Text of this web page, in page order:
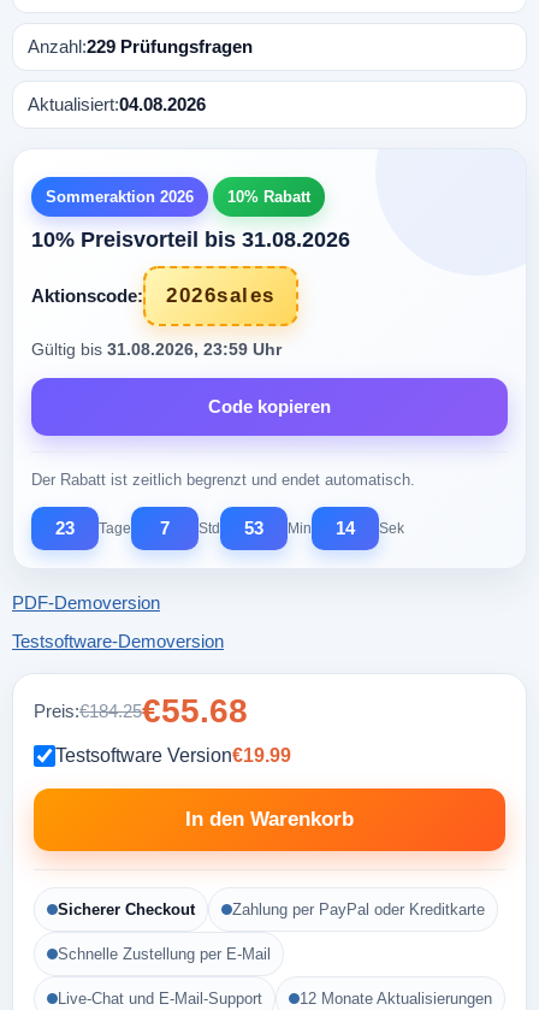
Anzahl:229 Prüfungsfragen
Aktualisiert:04.08.2026
Sommeraktion 2026 10% Rabatt
10% Preisvorteil bis 31.08.2026
Aktionscode: 2026sales
Gültig bis 31.08.2026, 23:59 Uhr
Code kopieren
Der Rabatt ist zeitlich begrenzt und endet automatisch.
23 Tage 7 Std 53 Min 13 Sek
PDF-Demoversion
Testsoftware-Demoversion
Preis:€184.25€55.68
Testsoftware Version€19.99
In den Warenkorb
Sicherer Checkout Zahlung per PayPal oder Kreditkarte
Schnelle Zustellung per E-Mail
Live-Chat und E-Mail-Support 12 Monate Aktualisierungen